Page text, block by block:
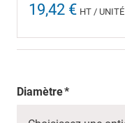
19,42 € HT / UNITÉ
Diamètre